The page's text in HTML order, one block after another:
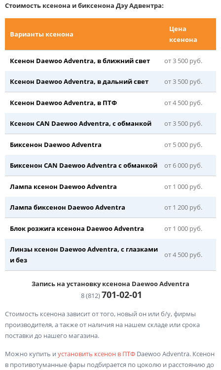
Стоимость ксенона и биксенона Дэу Адвентра:
Варианты ксенона
Цена
ксенона
Ксенон Daewoo Adventra, в ближний свет от 3 500 руб.
Ксенон Daewoo Adventra, в дальний свет от 3 500 руб.
Ксенон Daewoo Adventra, в ПТФ от 4 500 руб.
Ксенон CAN Daewoo Adventra, с обманкой от 3 500 руб.
Биксенон Daewoo Adventra от 5 000 руб.
Биксенон CAN Daewoo Adventra с обманкой от 6 000 руб.
Лампа ксенон Daewoo Adventra от 1 000 руб.
Лампа биксенон Daewoo Adventra от 1 200 руб.
Блок розжига ксенона Daewoo Adventra от 1 000 руб.
Линзы ксенон Daewoo Adventra, с глазками
и без
от 4 500 руб.
Запись на установку ксенона Daewoo Adventra
8 (812)701-02-01
Стоимость ксенона зависит от того, новый он или б/у, фирмы
производителя, а также от наличия на нашем складе или срока
поставки до нашего магазина.
Можно купить и установить ксенон в ПТФ Daewoo Adventra. Ксенон
в противотуманные фары подбирается по цоколю и расстоянию до